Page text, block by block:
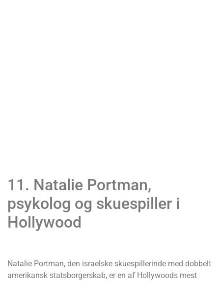
11. Natalie Portman,
psykolog og skuespiller i
Hollywood
Natalie Portman, den israelske skuespillerinde med dobbelt
amerikansk statsborgerskab, er en af Hollywoods mest